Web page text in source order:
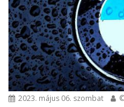
2023. május 06. szombat